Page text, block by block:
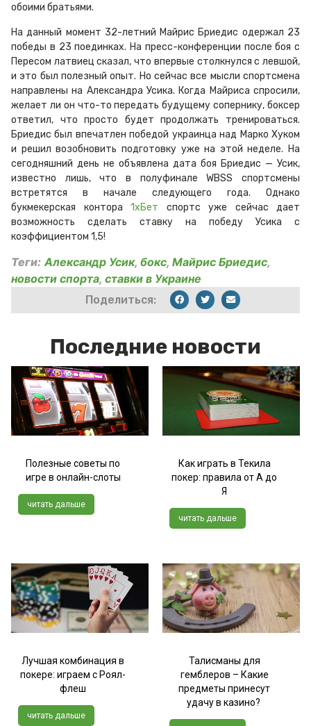
обоими братьями.
На данный момент 32-летний Майрис Бриедис одержал 23
победы в 23 поединках. На пресс-конференции после боя с
Пересом латвиец сказал, что впервые столкнулся с левшой,
и это был полезный опыт. Но сейчас все мысли спортсмена
направлены на Александра Усика. Когда Майриса спросили,
желает ли он что-то передать будущему сопернику, боксер
ответил, что просто будет продолжать тренироваться.
Бриедис был впечатлен победой украинца над Марко Хуком
и решил возобновить подготовку уже на этой неделе. На
сегодняшний день не объявлена дата боя Бриедис — Усик,
известно лишь, что в полуфинале WBSS спортсмены
встретятся в начале следующего года. Однако
букмекерская контора 1хБет спортс уже сейчас дает
возможность сделать ставку на победу Усика с
коэффициентом 1,5!
Теги: Александр Усик, бокс, Майрис Бриедис,
новости спорта, ставки в Украине
Поделиться:
Последние новости
Полезные советы по
игре в онлайн-слоты
читать дальше
Как играть в Текила
покер: правила от А до
Я
читать дальше
Лучшая комбинация в
покере: играем с Роял-
флеш
читать дальше
Талисманы для
гемблеров – Какие
предметы принесут
удачу в казино?